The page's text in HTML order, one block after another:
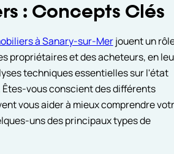
: Concepts Clés
à Sanary-sur-Merjouent un
propriétaires et des acheteurs, en
techniques essentielles sur l'état
Êtes-vous conscient des différents
vous aider à mieux comprendre
uns des principaux types de